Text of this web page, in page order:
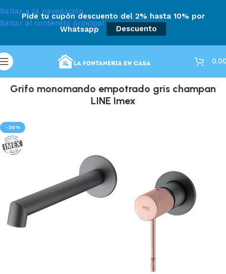
Saltar a la navegación
Saltar al contenido principal
Pide tu cupón descuento del 2% hasta 10% por
Whatsapp
Descuento
Grifo monomando empotrado gris champan
LINE Imex
-26%